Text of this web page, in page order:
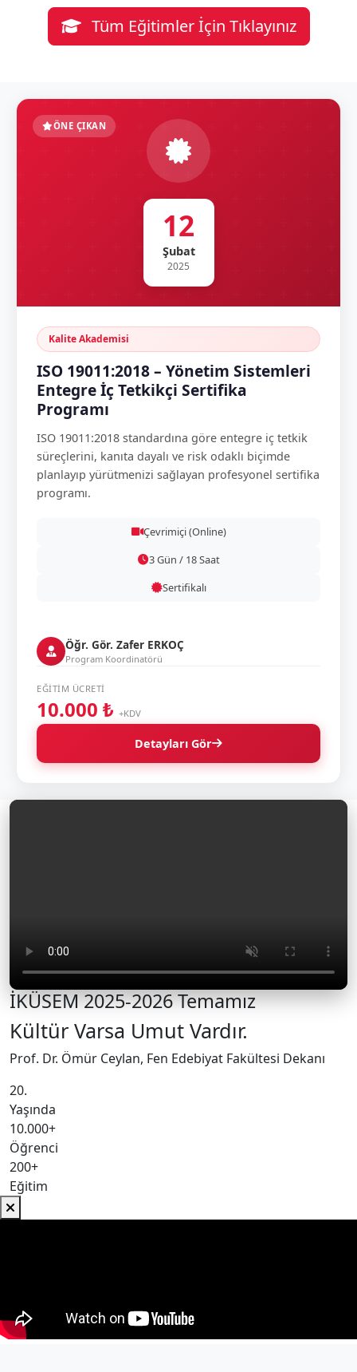
Tüm Eğitimler İçin Tıklayınız
ÖNE ÇIKAN
12
Şubat
2025
Kalite Akademisi
ISO 19011:2018 – Yönetim Sistemleri
Entegre İç Tetkikçi Sertifika
Programı
ISO 19011:2018 standardına göre entegre iç tetkik
süreçlerini, kanıta dayalı ve risk odaklı biçimde
planlayıp yürütmenizi sağlayan profesyonel sertifika
programı.
Çevrimiçi (Online)
3 Gün / 18 Saat
Sertifikalı
Öğr. Gör. Zafer ERKOÇ
Program Koordinatörü
EĞITIM ÜCRETI
10.000 ₺ +KDV
Detayları Gör
İKÜSEM 2025-2026 Temamız
Kültür Varsa Umut Vardır.
Prof. Dr. Ömür Ceylan, Fen Edebiyat Fakültesi Dekanı
20.
Yaşında
10.000+
Öğrenci
200+
Eğitim